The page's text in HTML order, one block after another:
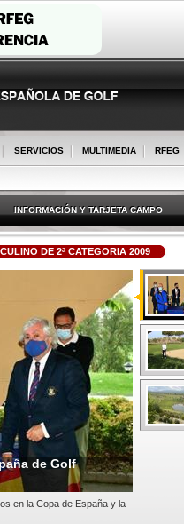
SERVICIOS MULTIMEDIA RFEG
INFORMACIÓN Y TARJETA CAMPO
DE 2ª CATEGORIA 2009
de Golf
en la Copa de España y la